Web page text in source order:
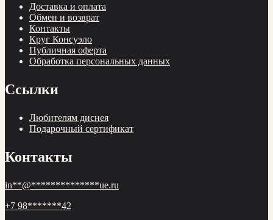
Доставка и оплата
Обмен и возврат
Контакты
Круг Консуэло
Публичная оферта
Обработка персональных данных
Ссылки
Любителям диснея
Подарочный сертификат
Контакты
in**@**************ue.ru
+7 98*******42